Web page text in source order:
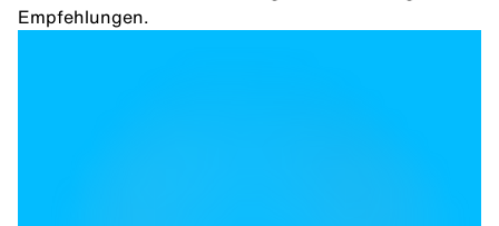
Empfehlungen.